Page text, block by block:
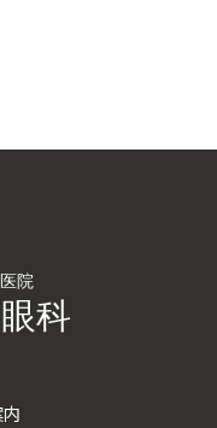
院
科